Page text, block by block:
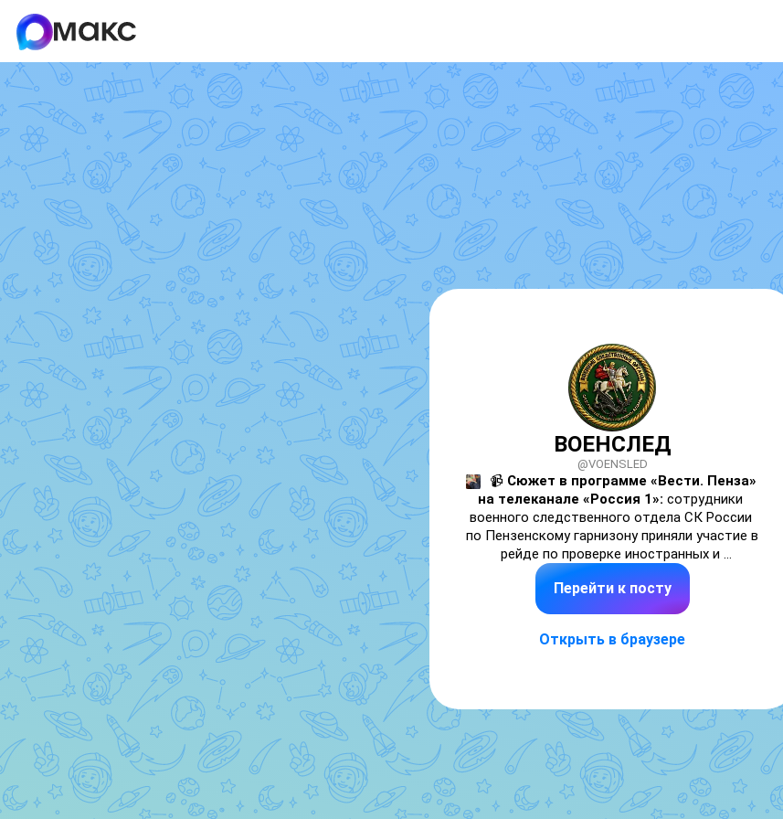
ВОЕНСЛЕД
@VOENSLED
📹 Сюжет в программе «Вести. Пенза»
на телеканале «Россия 1»: сотрудники
военного следственного отдела СК России
по Пензенскому гарнизону приняли участие в
рейде по проверке иностранных и
натурализованных граждан. Проверено
несколько сотен человек, среди которых
выявлены 10 граждан, уклоняющихся от
доставили в военный комиссариат.
Перейти к посту
Открыть в браузере